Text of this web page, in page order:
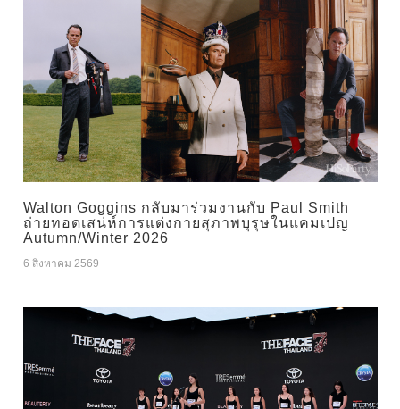
Walton Goggins กลับมาร่วมงานกับ Paul Smith
ถ่ายทอดเสน่ห์การแต่งกายสุภาพบุรุษในแคมเปญ
Autumn/Winter 2026
6 สิงหาคม 2569